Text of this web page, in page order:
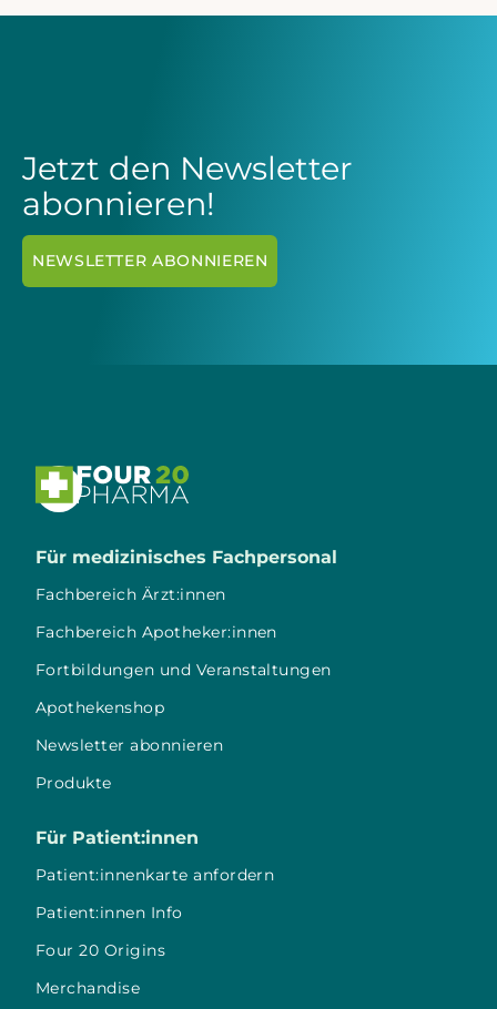
Jetzt den Newsletter
abonnieren!
NEWSLETTER ABONNIEREN

Für medizinisches Fachpersonal
Fachbereich Ärzt:innen
Fachbereich Apotheker:innen
Fortbildungen und Veranstaltungen
Apothekenshop
Newsletter abonnieren
Produkte
Für Patient:innen
Patient:innenkarte anfordern
Patient:innen Info
Four 20 Origins
Merchandise